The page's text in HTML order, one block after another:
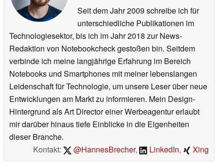
Seit dem Jahr 2009 schreibe ich für
unterschiedliche Publikationen im
Technologiesektor, bis ich im Jahr 2018 zur News-
Redaktion von Notebookcheck gestoßen bin. Seitdem
verbinde ich meine langjährige Erfahrung im Bereich
Notebooks und Smartphones mit meiner lebenslangen
Leidenschaft für Technologie, um unsere Leser über neue
Entwicklungen am Markt zu informieren. Mein Design-
Hintergrund als Art Director einer Werbeagentur erlaubt
mir darüber hinaus tiefe Einblicke in die Eigenheiten
dieser Branche.
Kontakt:
@HannesBrecher, LinkedIn, Xing